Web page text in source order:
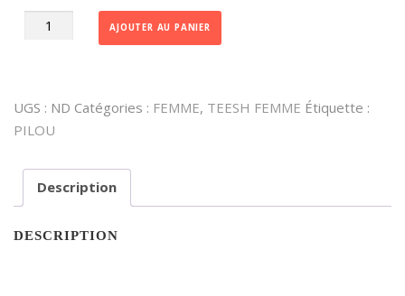
quantité
AJOUTER AU PANIER
UGS : ND Catégories : FEMME, TEESH FEMME Étiquette :
PILOU
Description
DESCRIPTION